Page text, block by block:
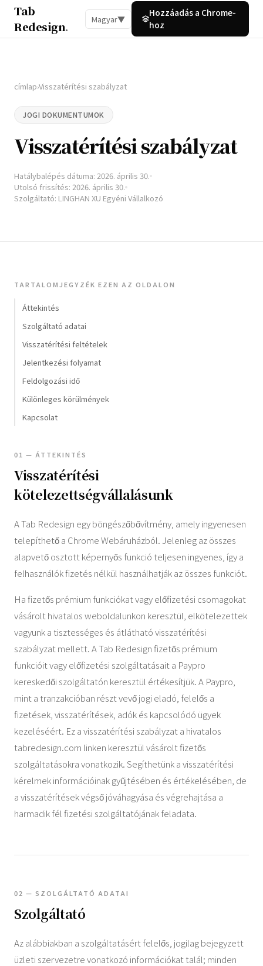
Tab
Redesign. Magyar▼
Hozzáadás a Chrome-
hoz
címlap›Visszatérítési szabályzat
JOGI DOKUMENTUMOK
Visszatérítési szabályzat
Hatálybalépés dátuma: 2026. április 30.
Utolsó frissítés: 2026. április 30.
Szolgáltató: LINGHAN XU Egyéni Vállalkozó
TARTALOMJEGYZÉK EZEN AZ OLDALON
Áttekintés
Szolgáltató adatai
Visszatérítési feltételek
Jelentkezési folyamat
Feldolgozási idő
Különleges körülmények
Kapcsolat
01 — ÁTTEKINTÉS
Visszatérítési
kötelezettségvállalásunk
A Tab Redesign egy böngészőbővítmény, amely ingyenesen
telepíthető a Chrome Webáruházból. Jelenleg az összes
alapvető osztott képernyős funkció teljesen ingyenes, így a
felhasználók fizetés nélkül használhatják az összes funkciót.
Ha fizetős prémium funkciókat vagy előfizetési csomagokat
vásárolt hivatalos weboldalunkon keresztül, elkötelezettek
vagyunk a tisztességes és átlátható visszatérítési
szabályzat mellett. A Tab Redesign fizetős prémium
funkcióit vagy előfizetési szolgáltatásait a Paypro
kereskedői szolgáltatón keresztül értékesítjük. A Paypro,
mint a tranzakcióban részt vevő jogi eladó, felelős a
fizetések, visszatérítések, adók és kapcsolódó ügyek
kezeléséért. Ez a visszatérítési szabályzat a hivatalos
tabredesign.com linken keresztül vásárolt fizetős
szolgáltatásokra vonatkozik. Segíthetünk a visszatérítési
kérelmek információinak gyűjtésében és értékelésében, de
a visszatérítések végső jóváhagyása és végrehajtása a
harmadik fél fizetési szolgáltatójának feladata.
02 — SZOLGÁLTATÓ ADATAI
Szolgáltató
Az alábbiakban a szolgáltatásért felelős, jogilag bejegyzett
üzleti szervezetre vonatkozó információkat talál; minden